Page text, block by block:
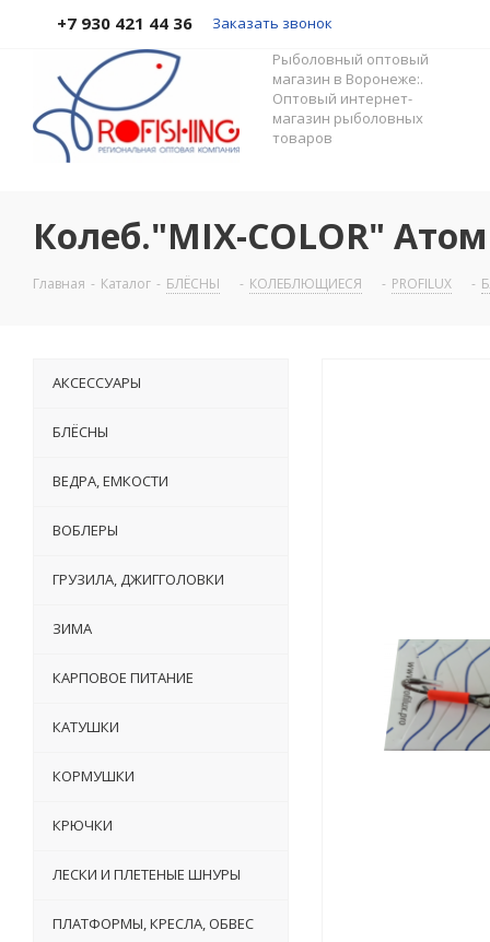
+7 930 421 44 36 Заказать звонок
Рыболовный оптовый
магазин в Воронеже:.
Оптовый интернет-
магазин рыболовных
товаров
Колеб."MIX-COLOR"
Главная - Каталог - БЛЁСНЫ - КОЛЕБЛЮЩИЕСЯ - PROFILUX -
АКСЕССУАРЫ
БЛЁСНЫ
ВЕДРА, ЕМКОСТИ
ВОБЛЕРЫ
ГРУЗИЛА, ДЖИГГОЛОВКИ
ЗИМА
КАРПОВОЕ ПИТАНИЕ
КАТУШКИ
КОРМУШКИ
КРЮЧКИ
ЛЕСКИ И ПЛЕТЕНЫЕ ШНУРЫ
ПЛАТФОРМЫ, КРЕСЛА, ОБВЕС